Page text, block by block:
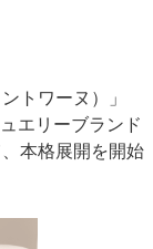
トワーヌ）」
エリーブランド
本格展開を開始